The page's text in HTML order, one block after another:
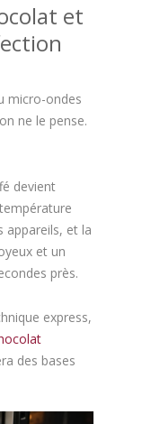
et
micro-ondes
ne le pense.
devient
appareils, et la
et un
près.
express,
des bases